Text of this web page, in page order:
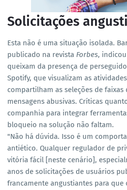
Solicitações
Esta não é uma situação isolada.
publicado na revista Forbes,
queixam da presença de
Spotify, que visualizam as
compartilham as seleções de faixas
mensagens abusivas. Críticas
companhia para integrar
bloqueio na solução não faltam.
"Não há dúvida. Isso é um
antiético. Qualquer regulador de
vitória fácil [neste cenário],
anos de solicitações de usuários
francamente angustiantes para